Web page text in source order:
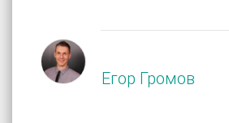
Егор Громов